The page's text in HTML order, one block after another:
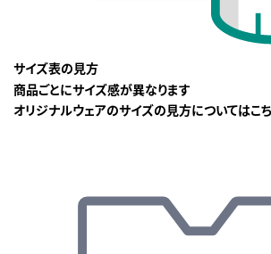
サイズ表の見方
商品ごとにサイズ感が異なります
オリジナルウェアのサイズの見方についてはこ